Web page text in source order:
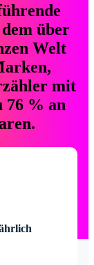
über
Welt
mit
76 % an